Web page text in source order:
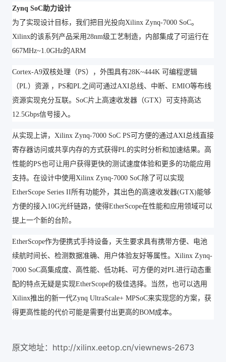
Zynq SoC助力设计
为了实现设计目标，我们把目光投向Xilinx Zynq-7000 SoC。
Xilinx的该系列产品采用28nm级工艺制造，内部集成了可运行在
667MHz~1.0GHz的ARM
Cortex-A9双核处理（PS），外围具有28K~444K 可编程逻辑
（PL）资源 ，PS和PL之间可通过AXI总线、中断、EMIO等布线
资源实现充分互联。SoC片上高速收发器（GTX）可支持高达
12.5Gbps信号接入。
从实现上讲，Xilinx Zynq-7000 SoC PS可方便的通过AXI总线直接
寄存器访问或共享内存的方式获得PL的实时分析和加速结果。高
性能的PS也可让用户获得更快的测试速度体验和更多的功能应用
支持。在设计中使用Xilinx Zynq-7000 SoC除了可以实现
EtherScope Series II所有功能外，其出色的高速收发器(GTX)能够
方便的接入10G光纤链路，使得EtherScope在性能和应用领域可以
提上一个新的台阶。
EtherScope作为便携式手持设备，天生要求具有携带方便、电池
续航时间长、检测数据准确、用户体验友好等属性。Xilinx Zynq-
7000 SoC高集成度、高性能、低功耗、可方便的对PL进行动态重
配的特点无疑是实现EtherScope的极佳选择。当然，也可以选用
Xilinx推出的新一代Zynq UltraScale+ MPSoC来实现您的方案，获
得更高性能的代价可能是需要付出更高的BOM成本。
原文地址：http://xilinx.eetop.cn/viewnews-2673